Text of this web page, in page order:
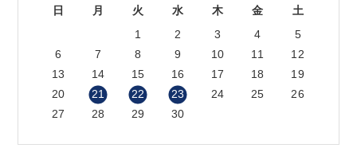
日 月 火 水 木 金
土
1
2 3 4
5
6
7 8 9 10 11
12
13
14 15 16 17 18
19
20
21 22 23 24 25
26
27
28 29 30